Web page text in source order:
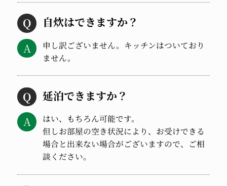
自炊はできますか？
申し訳ございません。キッチンはついており
ません。
延泊できますか？
はい、もちろん可能です。
但しお部屋の空き状況により、お受けできる
場合と出来ない場合がございますので、ご相
談ください。